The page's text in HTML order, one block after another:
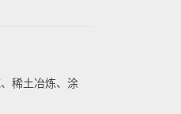
稀土冶炼、涂